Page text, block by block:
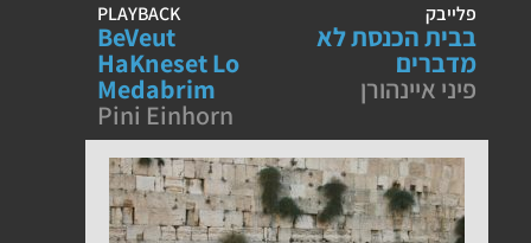
פלייבק
בבית הכנסת לא
מדברים
פיני איינהורן
PLAYBACK
BeVeut
HaKneset Lo
Medabrim
Pini Einhorn